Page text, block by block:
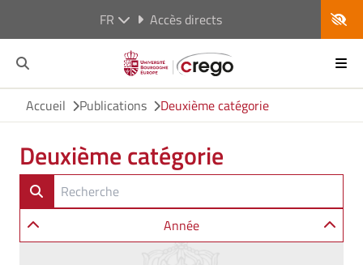
FR Accès directs
Accueil Publications Deuxième catégorie
Deuxième catégorie
Année